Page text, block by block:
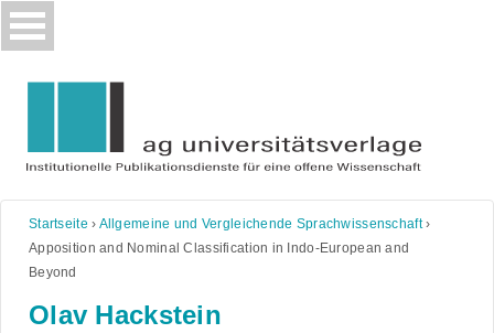
Skip
to
Startseite › Allgemeine und Vergleichende Sprachwissenschaft›
Apposition and Nominal Classification in Indo-European and
Beyond
Olav Hackstein